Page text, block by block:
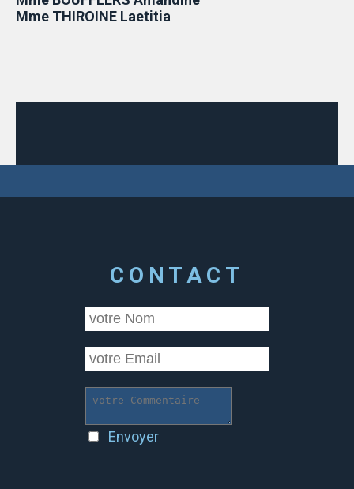
Mme THIROINE Laetitia
CONTACT
Envoyer